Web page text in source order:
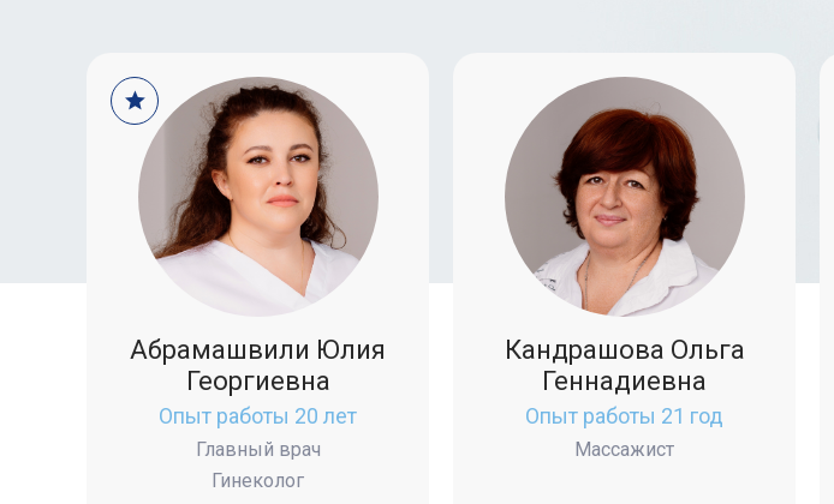
Абрамашвили Юлия
Георгиевна
Опыт работы 20 лет
Главный врач
Гинеколог
Кандрашова Ольга
Геннадиевна
Опыт работы 21 год
Массажист